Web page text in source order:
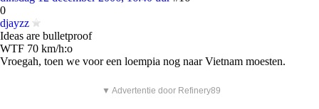
0
djayzz
Ideas are bulletproof
WTF 70 km/h:o
Vroegah, toen we voor een loempia nog naar Vietnam moesten.
▼ Advertentie door Refinery89